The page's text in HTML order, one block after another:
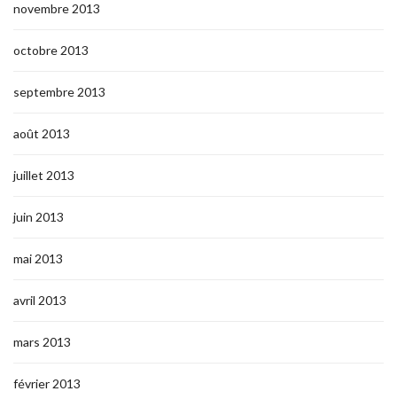
novembre 2013
octobre 2013
septembre 2013
août 2013
juillet 2013
juin 2013
mai 2013
avril 2013
mars 2013
février 2013